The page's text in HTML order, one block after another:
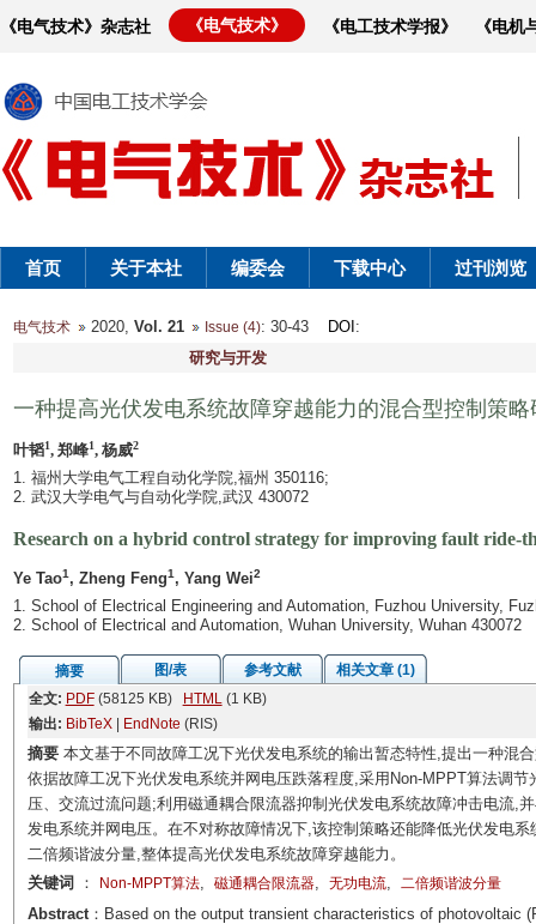
《电气技术》杂志社 《电气技术》 《电工技术学报》 《电
首页 关于本社 编委会 下载中心 过刊浏览
电气技术 2020, Vol. 21 Issue (4): 30-43 DOI :
研究与开发
一种提高光伏发电系统故障穿越能力的混合型控制策略
叶韬1, 郑峰1, 杨威2
1. 福州大学电气工程自动化学院,福州 350116;
2. 武汉大学电气与自动化学院,武汉 430072
Research on a hybrid control strategy for improving fault ride-
Ye Tao1, Zheng Feng1, Yang Wei2
1. School of Electrical Engineering and Automation, Fuzhou University,
2. School of Electrical and Automation, Wuhan University, Wuhan 430072
摘要 图/表 参考文献
相关文章 (1)
全文: PDF(58125 KB) HTML(1 KB)
输出: BibTeX| EndNote (RIS)
摘要本文基于不同故障工况下光伏发电系统的输出暂态特性,提出一种混
依据故障工况下光伏发电系统并网电压跌落程度,采用Non-MPPT算法调
压、交流过流问题;利用磁通耦合限流器抑制光伏发电系统故障冲击电流,
发电系统并网电压。在不对称故障情况下,该控制策略还能降低光伏发电
二倍频谐波分量,整体提高光伏发电系统故障穿越能力。
关键词
： Non-MPPT算法, 磁通耦合限流器, 无功电流, 二倍频谐波分量
Abstract：Based on the output transient characteristics of photovoltaic